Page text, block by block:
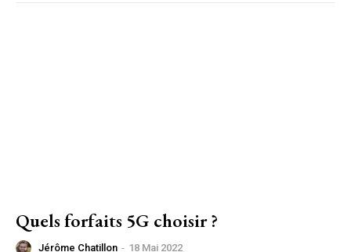
Quels forfaits 5G choisir ?
Jérôme Chatillon - 18 Mai 2022